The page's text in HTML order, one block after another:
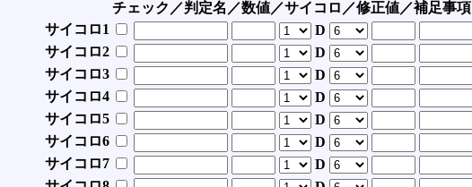
チェック／判定名／数値／サイコロ／修正値／補足事項
サイコロ1
D
サイコロ2
D
サイコロ3
D
サイコロ4
D
サイコロ5
D
サイコロ6
D
サイコロ7
D